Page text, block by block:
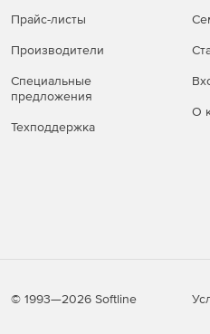
Прайс-листы
Производители
Специальные
предложения
Техподдержка
О
© 1993—2026 Softline